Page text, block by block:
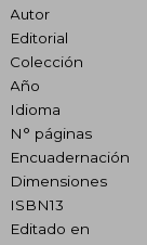
Autor
Editorial
Colección
Año
Idioma
N° páginas
Encuadernación
Dimensiones
ISBN13
Editado en